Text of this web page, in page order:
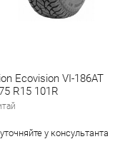
Ecovision VI-186AT
R15 101R
у консультанта